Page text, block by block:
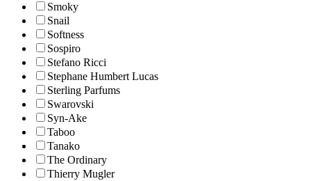
Smoky
Snail
Softness
Sospiro
Stefano Ricci
Stephane Humbert Lucas
Sterling Parfums
Swarovski
Syn-Ake
Taboo
Tanako
The Ordinary
Thierry Mugler